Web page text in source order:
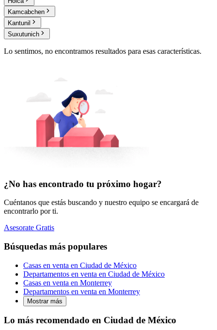
Kamcabchen
Kantunil
Suxutunich
Lo sentimos, no encontramos resultados para esas características.
¿No has encontrado tu próximo hogar?
Cuéntanos que estás buscando y nuestro equipo se encargará de
encontrarlo por ti.
Asesorate Gratis
Búsquedas más populares
Casas en venta en Ciudad de México
Departamentos en venta en Ciudad de México
Casas en venta en Monterrey
Departamentos en venta en Monterrey
Mostrar más
Lo más recomendado en Ciudad de México